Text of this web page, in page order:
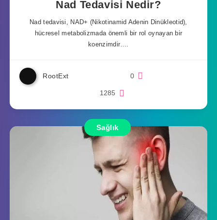
Nad Tedavisi Nedir?
Nad tedavisi, NAD+ (Nikotinamid Adenin Dinükleotid),
hücresel metabolizmada önemli bir rol oynayan bir
koenzimdir….
RootExt 0
1285
Sağlık